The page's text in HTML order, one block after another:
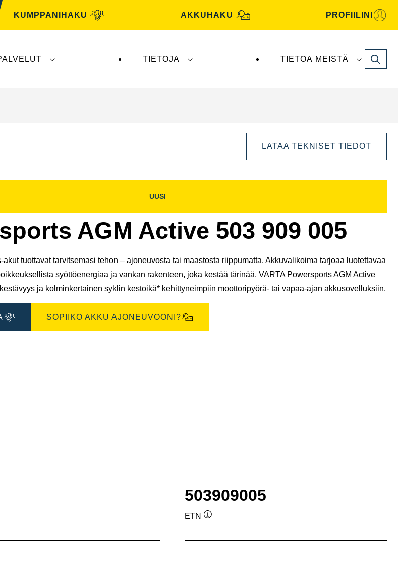
KUMPPANIHAKU AKKUHAKU PROFIILINI
TIETOJA TIETOA MEISTÄ Search
LATAA TEKNISET TIEDOT
UUSI
AGM Active 503 909 005
akut tuottavat tarvitsemasi tehon – ajoneuvosta tai maastosta riippumatta. Akkuvalikoima tarjoaa luotettavaa
syöttöenergiaa ja vankan rakenteen, joka kestää tärinää. VARTA Powersports AGM Active
ja kolminkertainen syklin kestoikä* kehittyneimpiin moottoripyörä- tai vapaa-ajan akkusovelluksiin.
SOPIIKO AKKU AJONEUVOONI?
503909005
ETN